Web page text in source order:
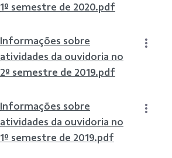
1º semestre de 2020.pdf
Informações sobre
atividades da ouvidoria no
2º semestre de 2019.pdf
Informações sobre
atividades da ouvidoria no
1º semestre de 2019.pdf